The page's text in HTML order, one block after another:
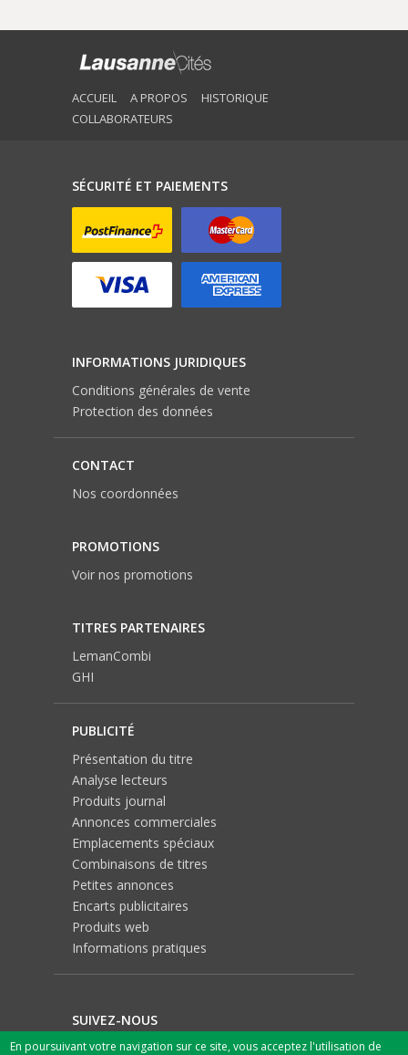
ACCUEIL A PROPOS
HISTORIQUE
COLLABORATEURS
SÉCURITÉ ET PAIEMENTS
INFORMATIONS JURIDIQUES
Conditions générales de vente
Protection des données
CONTACT
Nos coordonnées
PROMOTIONS
Voir nos promotions
TITRES PARTENAIRES
LemanCombi
GHI
PUBLICITÉ
Présentation du titre
Analyse lecteurs
Produits journal
Annonces commerciales
Emplacements spéciaux
Combinaisons de titres
Petites annonces
Encarts publicitaires
Produits web
Informations pratiques
SUIVEZ-NOUS
En poursuivant votre navigation sur ce site, vous acceptez l'utilisation de